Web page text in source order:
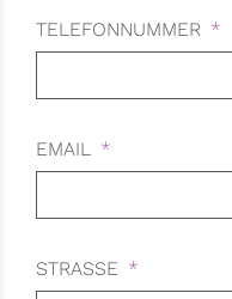
TELEFONNUMMER
EMAIL
STRASSE